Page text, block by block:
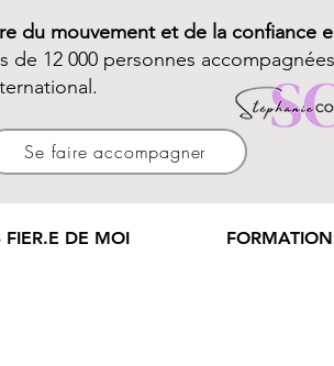
du mouvement et de la confiance
de 12 000 personnes
Se faire accompagner
FIER.E DE MOI